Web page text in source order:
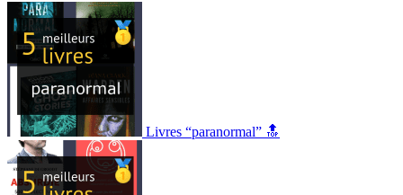
Livres “paranormal” 🔝